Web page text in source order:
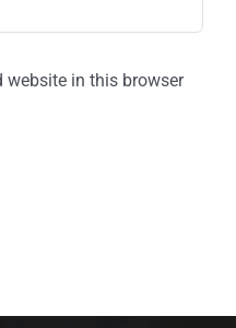
website in this browser